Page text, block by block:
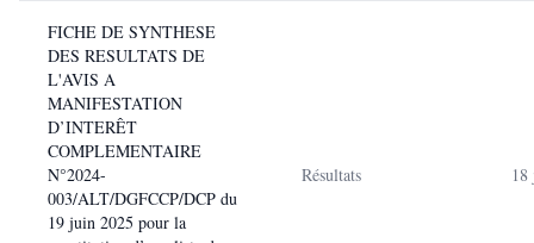
FICHE DE SYNTHESE
DES RESULTATS DE
L'AVIS A
MANIFESTATION
D’INTERÊT
COMPLEMENTAIRE
N°2024-
003/ALT/DGFCCP/DCP du
19 juin 2025 pour la
Résultats